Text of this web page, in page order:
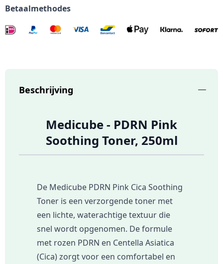
Betaalmethodes
Beschrijving
Medicube - PDRN Pink
Soothing Toner, 250ml
De Medicube PDRN Pink Cica Soothing
Toner is een verzorgende toner met
een lichte, waterachtige textuur die
snel wordt opgenomen. De formule
met rozen PDRN en Centella Asiatica
(Cica) zorgt voor een comfortabel en